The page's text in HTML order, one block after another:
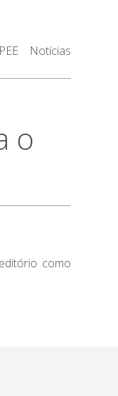
Notícias
o
como